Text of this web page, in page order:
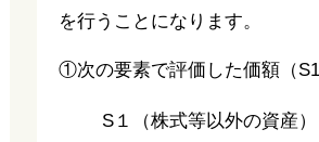
を行うことになります。
①次の要素で評価した価額（S1
S１（株式等以外の資産